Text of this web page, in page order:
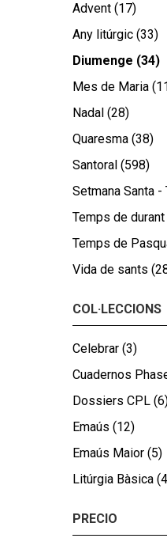
Advent (17)
Any litúrgic (33)
Diumenge (34)
Mes de Maria
Nadal (28)
Quaresma (38)
Santoral (598)
Setmana Santa -
Temps de
Temps de
Vida de sants
COL·LECCIONS
Celebrar (3)
Cuadernos
Dossiers CPL
Emaús (12)
Emaús Maior (5)
Litúrgia Bàsica
PRECIO